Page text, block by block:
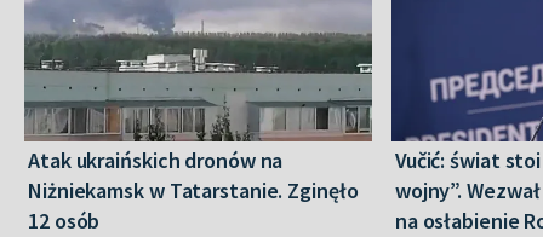
Atak ukraińskich dronów na
Niżniekamsk w Tatarstanie. Zginęło
12 osób
Vučić: świat
wojny”.
na osłabienie